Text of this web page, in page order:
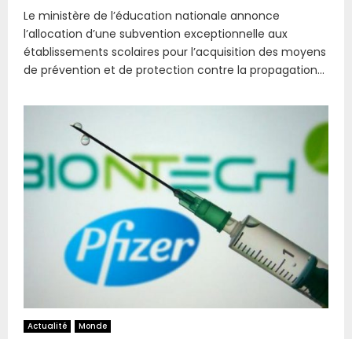
Le ministère de l’éducation nationale annonce
l’allocation d’une subvention exceptionnelle aux
établissements scolaires pour l’acquisition des moyens
de prévention et de protection contre la propagation...
Actualité Monde